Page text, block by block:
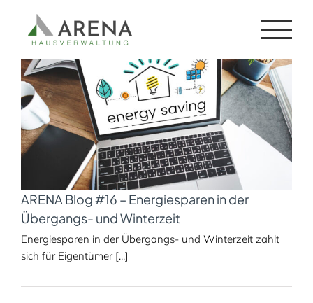
springen
Wärmehalten
ARENA Blog #16 – Energiesparen in der
Übergangs- und Winterzeit
Energiesparen in der Übergangs- und Winterzeit zahlt
sich für Eigentümer [...]